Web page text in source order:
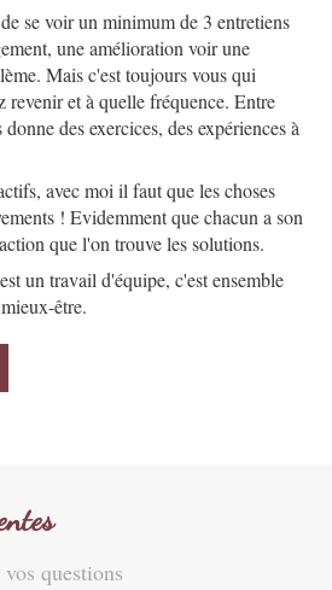
se voir un minimum de 3 entretiens
une amélioration voir une
Mais c'est toujours vous qui
revenir et à quelle fréquence. Entre
des exercices, des expériences à
avec moi il faut que les choses
! Evidemment que chacun a son
que l'on trouve les solutions.
un travail d'équipe, c'est ensemble
être.
questions